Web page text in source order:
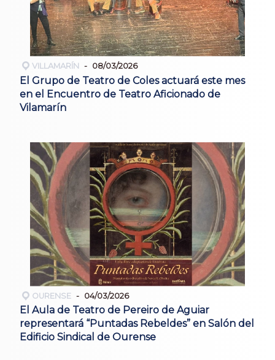
VILLAMARÍN 08/03/2026
El Grupo de Teatro de Coles actuará este mes
en el Encuentro de Teatro Aficionado de
Vilamarín
OURENSE 04/03/2026
El Aula de Teatro de Pereiro de Aguiar
representará “Puntadas Rebeldes” en Salón del
Edificio Sindical de Ourense